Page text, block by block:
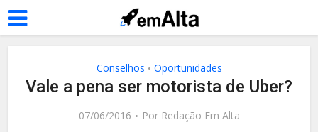
Conselhos • Oportunidades
Vale a pena ser motorista de Uber?
07/06/2016 Por Redação Em Alta